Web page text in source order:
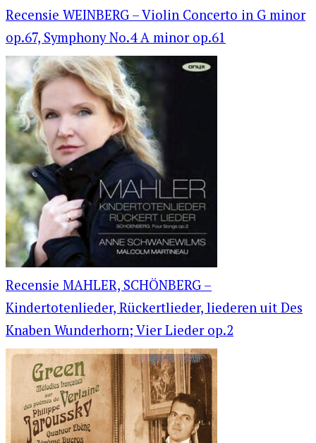
Recensie WEINBERG – Violin Concerto in G minor
op.67, Symphony No.4 A minor op.61
Recensie MAHLER, SCHÖNBERG –
Kindertotenlieder, Rückertlieder, liederen uit Des
Knaben Wunderhorn; Vier Lieder op.2